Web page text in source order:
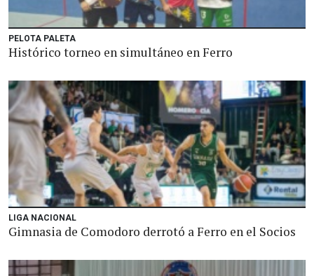
PELOTA PALETA
Histórico torneo en simultáneo en Ferro
LIGA NACIONAL
Gimnasia de Comodoro derrotó a Ferro en el Socios